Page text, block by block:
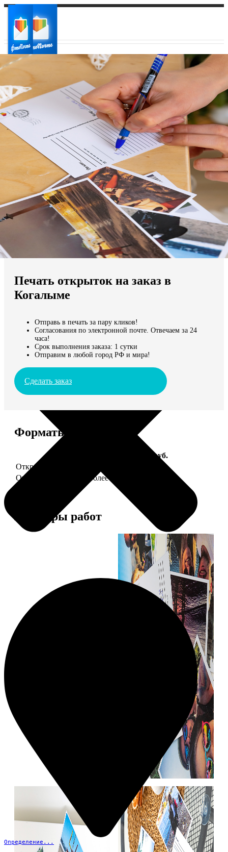
Ваш город:
Ваш регион доставки
Выберите из списка:
Мы доставляем по всему миру
Продолжить без города
Определение...
Печать открыток на заказ в
Когалыме
Отправь в печать за пару кликов!
Согласования по электронной почте. Отвечаем за 24
часа!
Срок выполнения заказа: 1 сутки
Отправим в любой город РФ и мира!
Сделать заказ
Форматы и цены
Цена, руб.
Открытка А5 "отправим за Вас"
Открытка А5 6 шт и более
Примеры работ